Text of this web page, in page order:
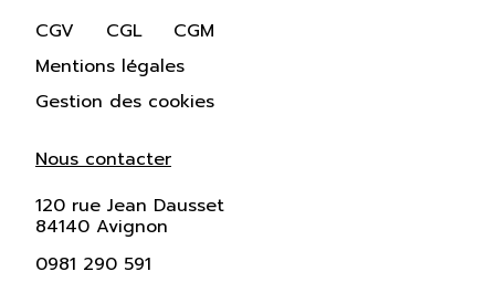
CGV
CGL
CGM
Mentions légales
Gestion des cookies
Nous contacter
120 rue Jean Dausset
84140 Avignon
0981 290 591